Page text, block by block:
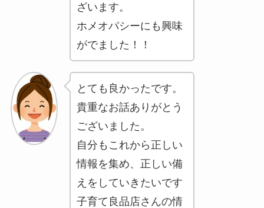
ざいます。
ホメオパシーにも興味
がでました！！
とても良かったです。
貴重なお話ありがとう
ございました。
自分もこれから正しい
情報を集め、正しい備
えをしていきたいです
子育て良品店さんの情